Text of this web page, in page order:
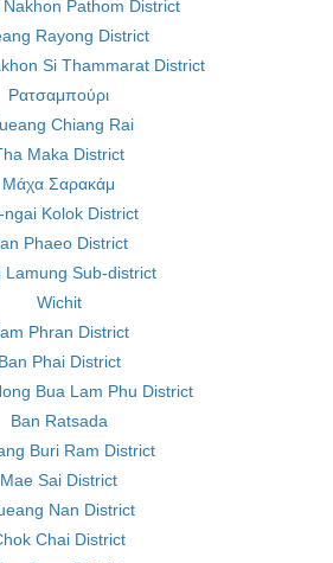
Pathom District
Rayong District
Si Thammarat District
Ρατσαμπούρι
Chiang Rai
Maka District
Μάχα Σαρακάμ
ngai Kolok District
Phaeo District
Lamung Sub-district
Wichit
Phran District
Ban Phai District
Bua Lam Phu District
Ban Ratsada
Buri Ram District
Mae Sai District
Nan District
Chai District